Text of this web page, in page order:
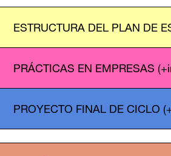
ESTRUCTURA DEL PLAN DE
PRÁCTICAS EN EMPRESAS
PROYECTO FINAL DE CICLO